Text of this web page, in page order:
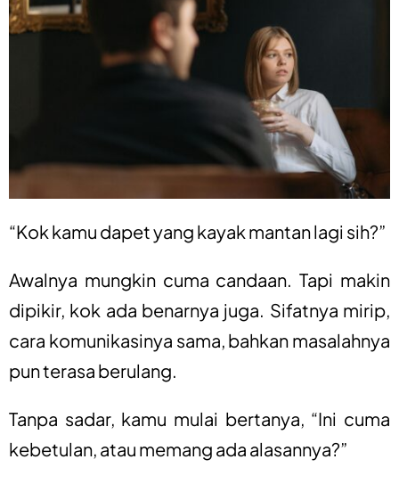
“Kok kamu dapet yang kayak mantan lagi sih?”
Awalnya mungkin cuma candaan. Tapi makin
dipikir, kok ada benarnya juga. Sifatnya mirip,
cara komunikasinya sama, bahkan masalahnya
pun terasa berulang.
Tanpa sadar, kamu mulai bertanya, “Ini cuma
kebetulan, atau memang ada alasannya?”